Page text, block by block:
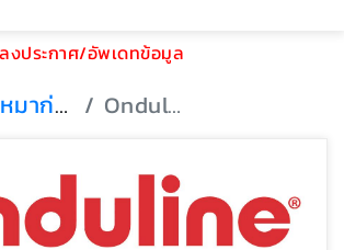
งประกาศ/อัพเดทข้อมูล
รับเหมาก่อสร้าง Onduline